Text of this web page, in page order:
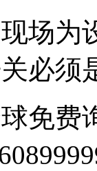
场为
必须
免费